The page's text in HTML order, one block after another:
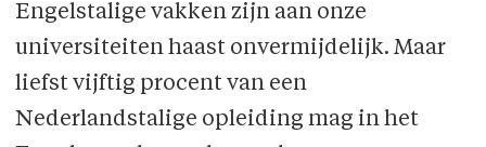
Engelstalige vakken zijn aan onze
universiteiten haast onvermijdelijk. Maar
liefst vijftig procent van een
Nederlandstalige opleiding mag in het